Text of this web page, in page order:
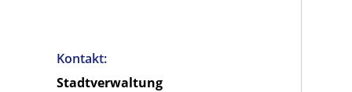
Kontakt:
Stadtverwaltung